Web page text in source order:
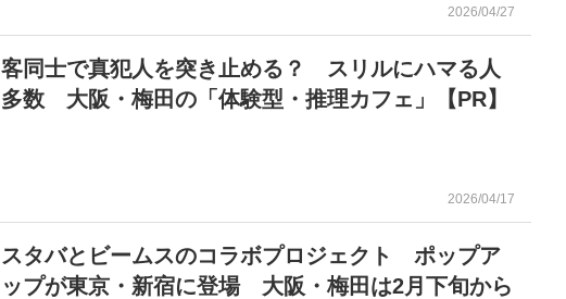
2026/04/27
客同士で真犯人を突き止める？ スリルにハマる人
多数 大阪・梅田の「体験型・推理カフェ」【PR】
2026/04/17
スタバとビームスのコラボプロジェクト ポップア
ップが東京・新宿に登場 大阪・梅田は2月下旬から